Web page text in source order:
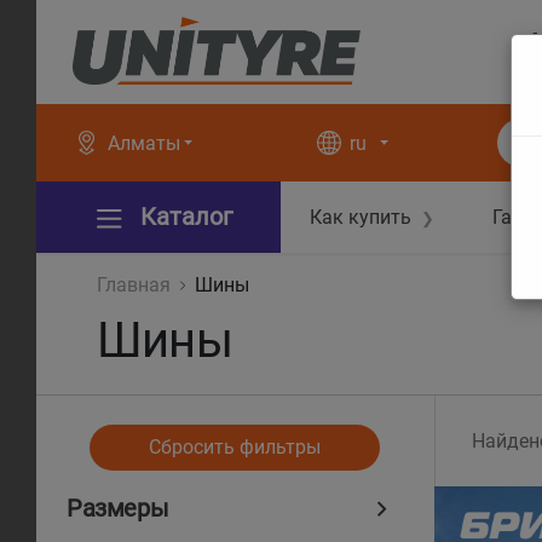
Алматы ru
Каталог Как купить ❯
Главная Шины
Шины
Сбросить фильтры
Размеры